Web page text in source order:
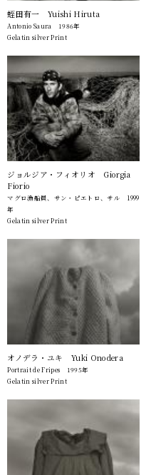
蛭田有一 Yuishi Hiruta
Antonio Saura 1986年
Gelatin silver Print
ジョルジア・フィオリオ Giorgia
Fiorio
マグロ漁船員、サン・ピエトロ、サル 1999
年
Gelatin silver Print
オノデラ・ユキ Yuki Onodera
Portrait de Fripes 1995年
Gelatin silver Print